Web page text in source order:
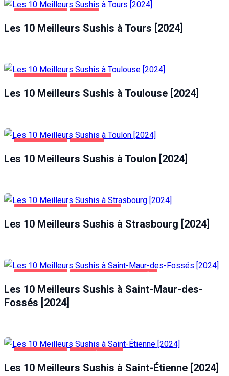
Les 10 Meilleurs Sushis à Tours [2024]
Les 10 Meilleurs Sushis à Toulouse [2024]
Les 10 Meilleurs Sushis à Toulon [2024]
Les 10 Meilleurs Sushis à Strasbourg [2024]
Les 10 Meilleurs Sushis à Saint-Maur-des-
Fossés [2024]
Les 10 Meilleurs Sushis à Saint-Étienne [2024]